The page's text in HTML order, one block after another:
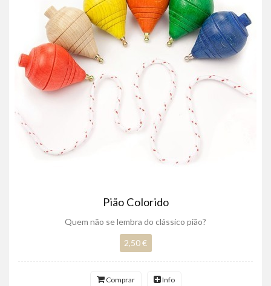
Pião Colorido
Quem não se lembra do clássico pião?
2,50 €
Comprar Info